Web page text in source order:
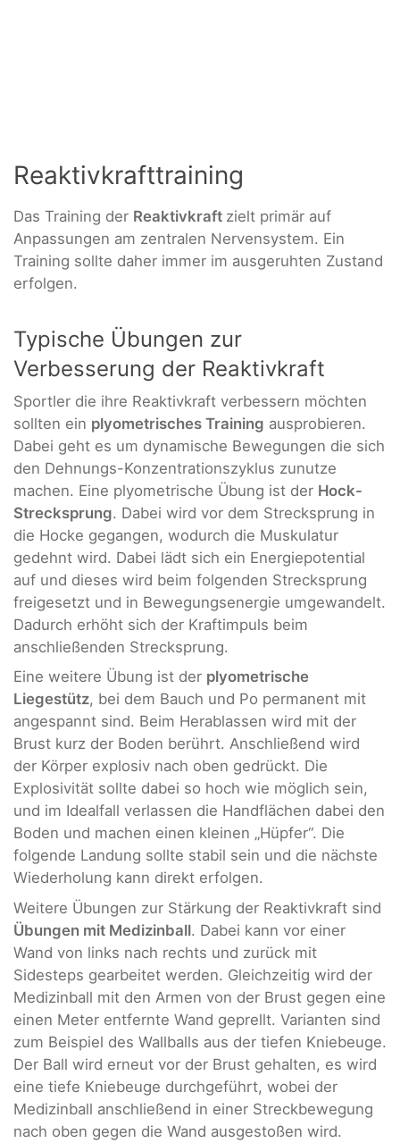
Reaktivkrafttraining
Das Training der Reaktivkraft zielt primär auf
Anpassungen am zentralen Nervensystem. Ein
Training sollte daher immer im ausgeruhten Zustand
erfolgen.
Typische Übungen zur
Verbesserung der Reaktivkraft
Sportler die ihre Reaktivkraft verbessern möchten
sollten ein plyometrisches Training ausprobieren.
Dabei geht es um dynamische Bewegungen die sich
den Dehnungs-Konzentrationszyklus zunutze
machen. Eine plyometrische Übung ist der Hock-
Strecksprung. Dabei wird vor dem Strecksprung in
die Hocke gegangen, wodurch die Muskulatur
gedehnt wird. Dabei lädt sich ein Energiepotential
auf und dieses wird beim folgenden Strecksprung
freigesetzt und in Bewegungsenergie umgewandelt.
Dadurch erhöht sich der Kraftimpuls beim
anschließenden Strecksprung.
Eine weitere Übung ist der plyometrische
Liegestütz, bei dem Bauch und Po permanent mit
angespannt sind. Beim Herablassen wird mit der
Brust kurz der Boden berührt. Anschließend wird
der Körper explosiv nach oben gedrückt. Die
Explosivität sollte dabei so hoch wie möglich sein,
und im Idealfall verlassen die Handflächen dabei den
Boden und machen einen kleinen „Hüpfer“. Die
folgende Landung sollte stabil sein und die nächste
Wiederholung kann direkt erfolgen.
Weitere Übungen zur Stärkung der Reaktivkraft sind
Übungen mit Medizinball. Dabei kann vor einer
Wand von links nach rechts und zurück mit
Sidesteps gearbeitet werden. Gleichzeitig wird der
Medizinball mit den Armen von der Brust gegen eine
einen Meter entfernte Wand geprellt. Varianten sind
zum Beispiel des Wallballs aus der tiefen Kniebeuge.
Der Ball wird erneut vor der Brust gehalten, es wird
eine tiefe Kniebeuge durchgeführt, wobei der
Medizinball anschließend in einer Streckbewegung
nach oben gegen die Wand ausgestoßen wird.